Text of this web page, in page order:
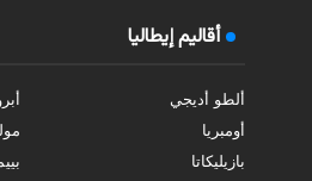
أقاليم إيطاليا
ألطو أديجي
أومبريا
بازيليكاتا